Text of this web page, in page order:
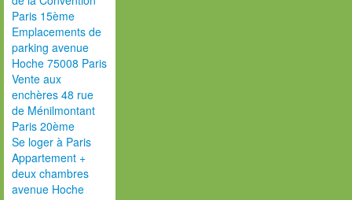
Paris 15ème
Emplacements de
parking avenue
Hoche 75008 Paris
Vente aux
enchères 48 rue
de Ménilmontant
Paris 20ème
Se loger à Paris
Appartement +
deux chambres
avenue Hoche